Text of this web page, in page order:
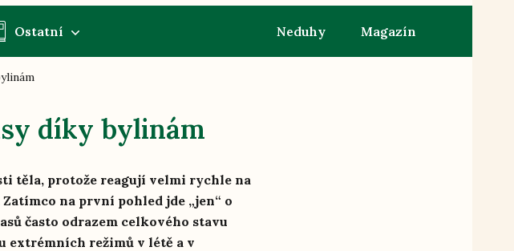
Ostatní Neduhy Magazín
díky bylinám
těla, protože reagují velmi rychle na
na první pohled jde „jen“ o
často odrazem celkového stavu
extrémních režimů v létě a v